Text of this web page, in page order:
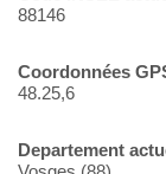
88146
Coordonnées
48.25,6
Departement